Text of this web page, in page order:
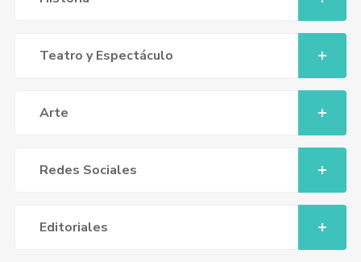
Teatro y Espectáculo
Arte
Redes Sociales
Editoriales